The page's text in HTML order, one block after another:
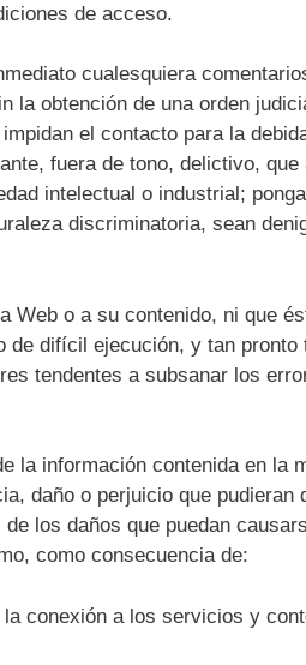
de acceso.
cualesquiera
la obtención de una orden
el contacto para la
fuera de tono, delictivo,
intelectual o industrial;
discriminatoria, sean
o a su contenido, ni que
difícil ejecución, y tan
tendentes a subsanar los
la información contenida en la
daño o perjuicio que
los daños que puedan
como consecuencia de:
conexión a los servicios y